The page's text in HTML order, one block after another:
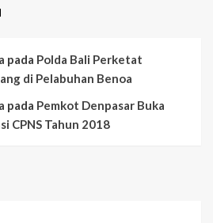
pada Polda Bali Perketat
di Pelabuhan Benoa
pada Pemkot Denpasar Buka
CPNS Tahun 2018